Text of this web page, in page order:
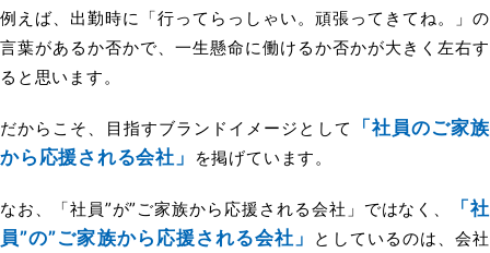
例えば、出勤時に「行ってらっしゃい。頑張ってきてね。」の
言葉があるか否かで、一生懸命に働けるか否かが大きく左右す
ると思います。
だからこそ、目指すブランドイメージとして
「社員のご家族
から応援される会社」
を掲げています。
なお、「社員”が”ご家族から応援される会社」ではなく、
「社
員”の”ご家族から応援される会社」
としているのは、会社